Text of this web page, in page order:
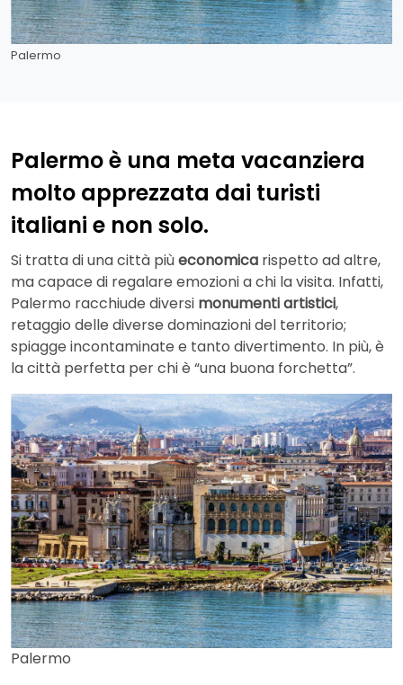
Palermo
Palermo è una meta vacanziera
molto apprezzata dai turisti
italiani e non solo.
Si tratta di una città piùeconomica rispetto ad altre,
ma capace di regalare emozioni a chi la visita. Infatti,
Palermo racchiude diversi monumenti artistici,
retaggio delle diverse dominazioni del territorio;
spiagge incontaminate e tanto divertimento. In più, è
la città perfetta per chi è “una buona forchetta”.
Palermo